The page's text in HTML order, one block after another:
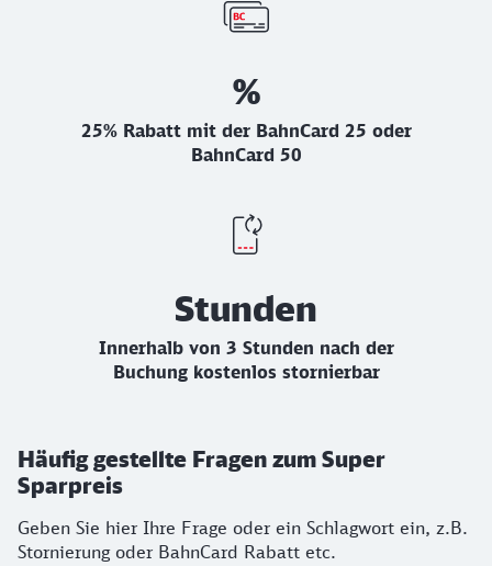
%
25% Rabatt mit der BahnCard 25 oder
BahnCard 50
Stunden
Innerhalb von 3 Stunden nach der
Buchung kostenlos stornierbar
Häufig gestellte Fragen zum Super
Sparpreis
Geben Sie hier Ihre Frage oder ein Schlagwort ein, z.B.
Stornierung oder BahnCard Rabatt etc.